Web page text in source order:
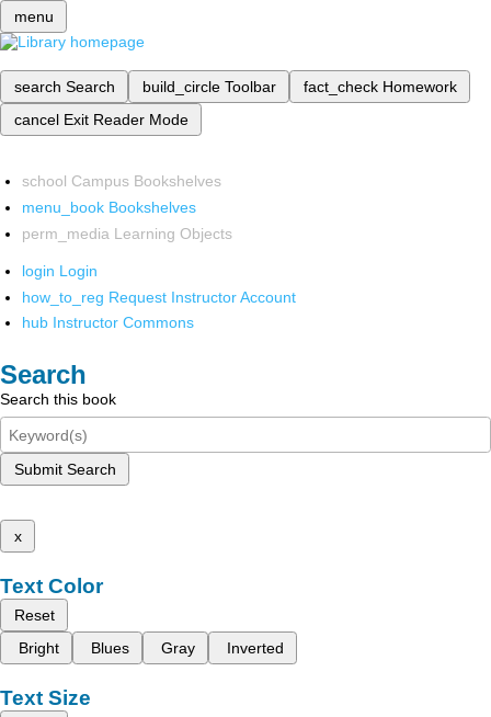
menu
search Search build_circle Toolbar fact_check Homework
cancel Exit Reader Mode
school Campus Bookshelves
menu_book Bookshelves
perm_media Learning Objects
login Login
how_to_reg Request Instructor Account
hub Instructor Commons
Search
Search this book
Submit Search
x
Text Color
Reset
Bright
Blues Gray Inverted
Text Size